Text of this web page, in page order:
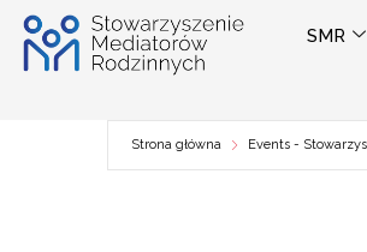
Przejdź
SMR
Strona główna Events -